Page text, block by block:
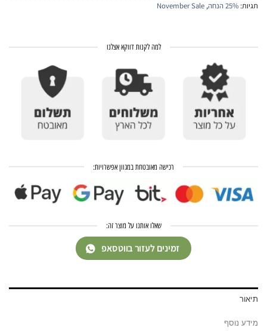
תגיות: 25% הנחה ,
November Sale
למה לקנות דווקא אצלנו
רכישה מאובטחת במגוון אפשרויות:
שאלו אותנו על מוצר זה:
זמינים לעזור בווטסאפ
תיאור
מידע נוסף